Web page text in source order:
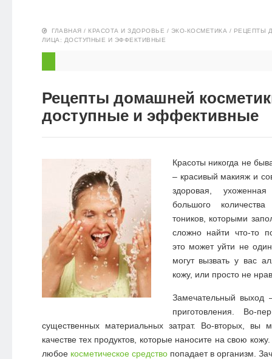
ГЛАВНАЯ / КРАСОТА И ЗДОРОВЬЕ / ЭКО-КОСМЕТИКА / РЕЦЕПТЫ
ЛИЦА: ДОСТУПНЫЕ И ЭФФЕКТИВНЫЕ
Рецепты домашней
доступные и эффективные
Красоты никогда не
– красивый макияж и
здоровая,
большого
тоников, которыми
сложно найти что-то
это может уйти не
могут вызвать у вас
кожу, или просто не
Замечательный выход
приготовления. Во-
существенных материальных затрат. Во-вторых, вы
качестве тех продуктов, которые наносите на свою
любое косметическое средствопопадает в организм.